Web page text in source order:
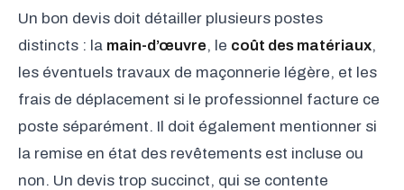
Un bon devis doit détailler plusieurs postes
distincts : la main-d’œuvre, le coût des matériaux,
les éventuels travaux de maçonnerie légère, et les
frais de déplacement si le professionnel facture ce
poste séparément. Il doit également mentionner si
la remise en état des revêtements est incluse ou
non. Un devis trop succinct, qui se contente